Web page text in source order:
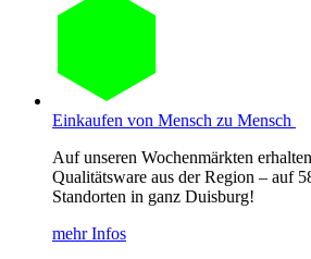
Einkaufen von Mensch zu Mensch
Auf unseren Wochenmärkten
Qualitätsware aus der Region – auf
Standorten in ganz Duisburg!
mehr Infos